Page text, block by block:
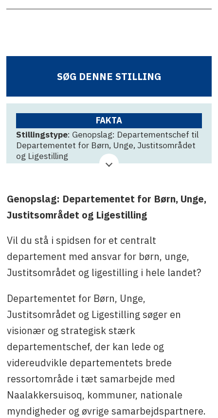
SØG DENNE STILLING
FAKTA
Stillingstype: Genopslag: Departementschef til
Departementet for Børn, Unge, Justitsområdet
og Ligestilling
Ansøgningsfrist
mobil +299583117 eller dorthe@flieshr.dk.
Departementschef i Formandens Departement
Hans-Peder Barlach Christensen på mobil +299
hape@nanoq.gl
Genopslag: Departementet for Børn, Unge,
Justitsområdet og Ligestilling
Vil du stå i spidsen for et centralt
departement med ansvar for børn, unge,
Justitsområdet og ligestilling i hele landet?
Departementet for Børn, Unge,
Justitsområdet og Ligestilling søger en
visionær og strategisk stærk
departementschef, der kan lede og
videreudvikle departementets brede
ressortområde i tæt samarbejde med
Naalakkersuisoq, kommuner, nationale
myndigheder og øvrige samarbejdspartnere.